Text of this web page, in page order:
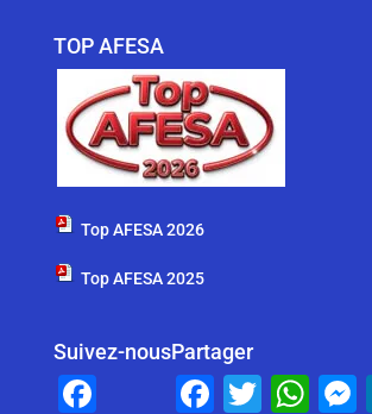
TOP AFESA
Top AFESA 2026
Top AFESA 2025
Suivez-nousPartager
F
T W